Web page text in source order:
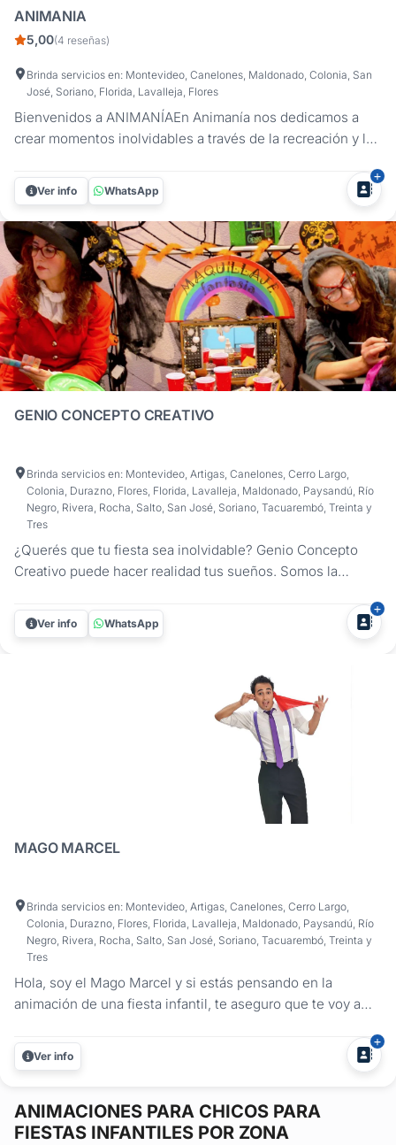
ANIMANIA
5,00(4 reseñas)
Brinda servicios en: Montevideo, Canelones, Maldonado, Colonia, San
José, Soriano, Florida, Lavalleja, Flores
Bienvenidos a ANIMANÍAEn Animanía nos dedicamos a
crear momentos inolvidables a través de la recreación y la
multidisciplinario formado en recreación, educación física y
diversas especialidades afines.Nuestra Visión:Ser
referentes en recreación...
Ver info WhatsApp
GENIO CONCEPTO CREATIVO
Brinda servicios en: Montevideo, Artigas, Canelones, Cerro Largo,
Colonia, Durazno, Flores, Florida, Lavalleja, Maldonado, Paysandú, Río
Negro, Rivera, Rocha, Salto, San José, Soriano, Tacuarembó, Treinta y
Tres
¿Querés que tu fiesta sea inolvidable? Genio Concepto
Creativo puede hacer realidad tus sueños. Somos la
eventos, que te ofrece un servicio personalizado, original y
divertido. Nos adaptamos a cualquier tipo de evento, edad
Ver info WhatsApp
MAGO MARCEL
Brinda servicios en: Montevideo, Artigas, Canelones, Cerro Largo,
Colonia, Durazno, Flores, Florida, Lavalleja, Maldonado, Paysandú, Río
Negro, Rivera, Rocha, Salto, San José, Soriano, Tacuarembó, Treinta y
Tres
Hola, soy el Mago Marcel y si estás pensando en la
animación de una fiesta infantil, te aseguro que te voy a
Desde mis primeros años de vida, crecí rodeado de magia,
risas y personajes maravillosos. A partir de esa experiencia
Ver info
ANIMACIONES PARA CHICOS PARA
FIESTAS INFANTILES POR ZONA